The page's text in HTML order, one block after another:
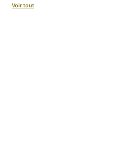
Voir tout